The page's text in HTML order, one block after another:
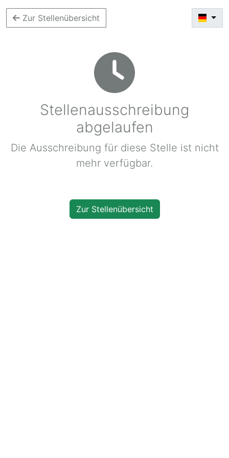
Zur Stellenübersicht
Stellenausschreibung
abgelaufen
Die Ausschreibung für diese Stelle ist nicht
mehr verfügbar.
Zur Stellenübersicht